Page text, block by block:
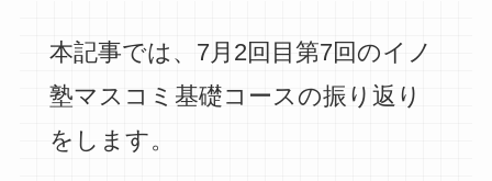
本記事では、7月2回目第7回のイノ
塾マスコミ基礎コースの振り返り
をします。